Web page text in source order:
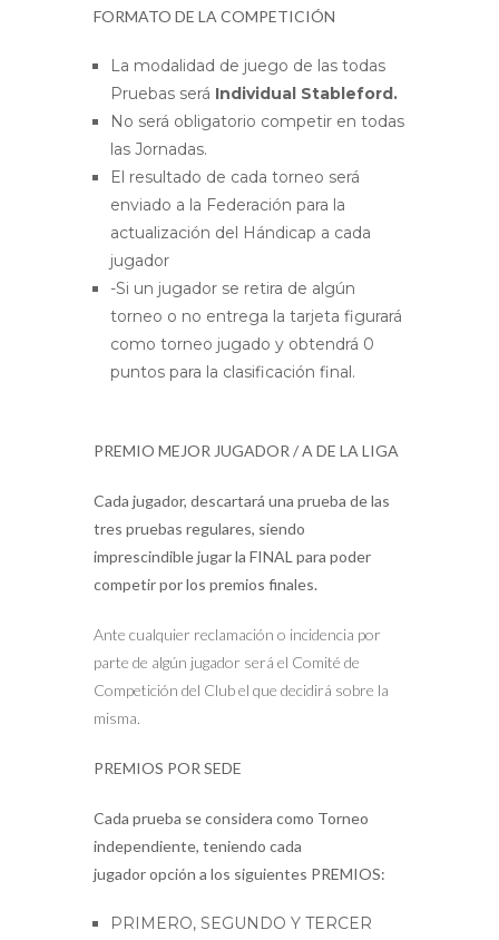
FORMATO DE LA COMPETICIÓN
La modalidad de juego de las todas
Pruebas será Individual Stableford.
No será obligatorio competir en todas
las Jornadas.
El resultado de cada torneo será
enviado a la Federación para la
actualización del Hándicap a cada
jugador
-Si un jugador se retira de algún
torneo o no entrega la tarjeta figurará
como torneo jugado y obtendrá 0
puntos para la clasificación final.
PREMIO MEJOR JUGADOR / A DE LA LIGA
Cada jugador, descartará una prueba de las
tres pruebas regulares, siendo
imprescindible jugar la FINAL para poder
competir por los premios finales.
Ante cualquier reclamación o incidencia por
parte de algún jugador será el Comité de
Competición del Club el que decidirá sobre la
misma.
PREMIOS POR SEDE
Cada prueba se considera como Torneo
independiente, teniendo cada
jugador opción a los siguientes PREMIOS:
PRIMERO, SEGUNDO Y TERCER